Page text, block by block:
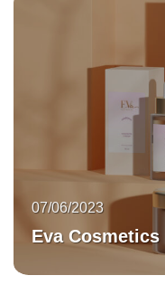
Eva Cosmetics
07/06/2023